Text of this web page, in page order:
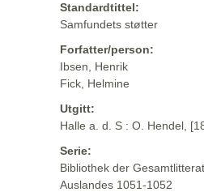
Standardtittel:
Samfundets støtter
Forfatter/person:
Ibsen, Henrik
Fick, Helmine
Utgitt:
Halle a. d. S : O. Hendel,
Serie:
Bibliothek der
Auslandes 1051-1052